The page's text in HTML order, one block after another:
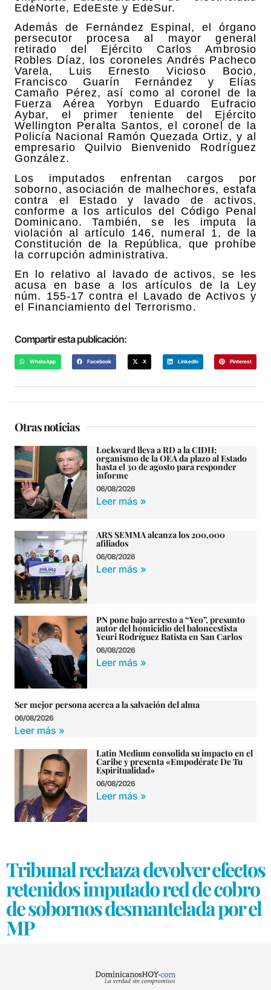
EdeNorte, EdeEste y EdeSur.
Además de Fernández Espinal, el órgano
persecutor procesa al mayor general
retirado del Ejército Carlos Ambrosio
Robles Díaz, los coroneles Andrés Pacheco
Varela, Luis Ernesto Vicioso Bocio,
Francisco Guarín Fernández y Elías
Camaño Pérez, así como al coronel de la
Fuerza Aérea Yorbyn Eduardo Eufracio
Aybar, el primer teniente del Ejército
Wellington Peralta Santos, el coronel de la
Policía Nacional Ramón Quezada Ortiz, y al
empresario Quilvio Bienvenido Rodríguez
González.
Los imputados enfrentan cargos por
soborno, asociación de malhechores, estafa
contra el Estado y lavado de activos,
conforme a los artículos del Código Penal
Dominicano. También, se les imputa la
violación al artículo 146, numeral 1, de la
Constitución de la República, que prohíbe
la corrupción administrativa.
En lo relativo al lavado de activos, se les
acusa en base a los artículos de la Ley
núm. 155-17 contra el Lavado de Activos y
el Financiamiento del Terrorismo.
Compartir esta publicación:
WhatsApp Facebook X LinkedIn Pinterest
Otras noticias
Lockward lleva a RD a la CIDH;
organismo de la OEA da plazo al Estado
hasta el 30 de agosto para responder
informe
06/08/2026
Leer más »
ARS SEMMA alcanza los 200,000
afiliados
06/08/2026
Leer más »
PN pone bajo arresto a “Yeo”, presunto
autor del homicidio del baloncestista
Yeuri Rodríguez Batista en San Carlos
06/08/2026
Leer más »
Ser mejor persona acerca a la salvación del alma
06/08/2026
Leer más »
Latin Medium consolida su impacto en el
Caribe y presenta «Empodérate De Tu
Espiritualidad»
06/08/2026
Leer más »
Tribunal rechaza devolver efectos
retenidos imputado red de cobro
de sobornos desmantelada por el
MP